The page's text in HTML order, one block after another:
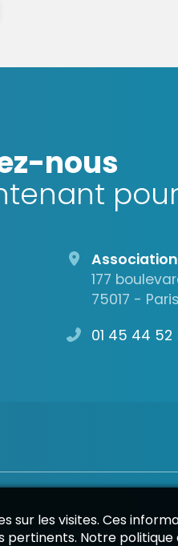
nous
Association
177
75017 - Paris
01 45 44 52
sur les visites. Ces
pertinents. Notre politique